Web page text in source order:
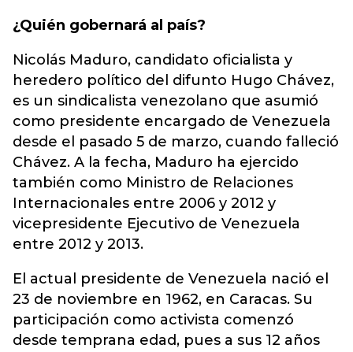
¿Quién gobernará al país?
Nicolás Maduro, candidato oficialista y
heredero político del difunto Hugo Chávez,
es un sindicalista venezolano que asumió
como presidente encargado de Venezuela
desde el pasado 5 de marzo, cuando falleció
Chávez. A la fecha, Maduro ha ejercido
también como Ministro de Relaciones
Internacionales entre 2006 y 2012 y
vicepresidente Ejecutivo de Venezuela
entre 2012 y 2013.
El actual presidente de Venezuela nació el
23 de noviembre en 1962, en Caracas. Su
participación como activista comenzó
desde temprana edad, pues a sus 12 años